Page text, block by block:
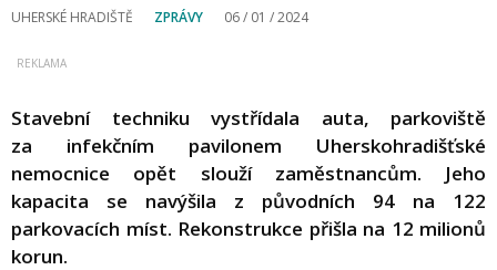
UHERSKÉ HRADIŠTĚ ZPRÁVY 06 / 01 / 2024
Stavební techniku vystřídala auta, parkoviště
za infekčním pavilonem Uherskohradišťské
nemocnice opět slouží zaměstnancům. Jeho
kapacita se navýšila z původních 94 na 122
parkovacích míst. Rekonstrukce přišla na 12 milionů
korun.